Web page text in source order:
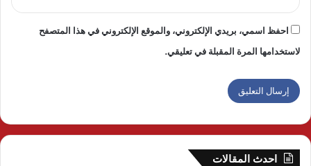
احفظ اسمي، بريدي الإلكتروني، والموقع الإلكتروني في هذا المتصفح
لاستخدامها المرة المقبلة في تعليقي.
احدث المقالات